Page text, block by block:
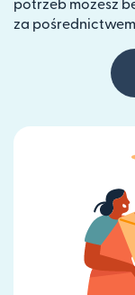
potrzeb możesz
za